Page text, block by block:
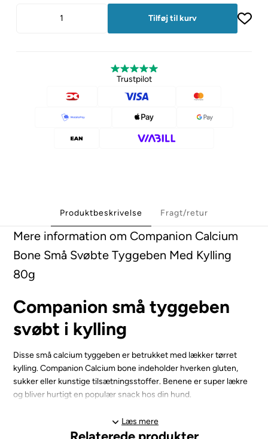
Trustpilot
Produktbeskrivelse Fragt/retur
Mere information om Companion Calcium
Bone Små Svøbte Tyggeben Med Kylling
80g
Companion små tyggeben
svøbt i kylling
Disse små calcium tyggeben er betrukket med lækker tørret
kylling. Companion Calcium bone indeholder hverken gluten,
sukker eller kunstige tilsætningsstoffer. Benene er super lækre
og bliver hurtigt en populær snack hos din hund.
Du får en pose på 80 gram med små ben, som kan bruges til
både små og store hunde. Benene måler ca. 6,5 cm, dog kan det
Læs mere